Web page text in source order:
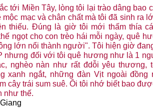
tới Miền Tây, lòng tôi lại trào dâng bao
mạc và chân chất mà tôi đã sinh ra
thiếu. Đúng là giờ tôi mới thấm thía
ngọt cho con trèo hái mỗi ngày, quê
lớn nổi thành người". Tôi hiện giờ
nhưng đối với tôi quê hương như là 1
nghèo nàn như rất đdỗi yêu thương,
xanh ngắt, những đàn Vịt ngoài đồng
cây trái sum suê. Ôi tôi nhớ biết bao
như thế.